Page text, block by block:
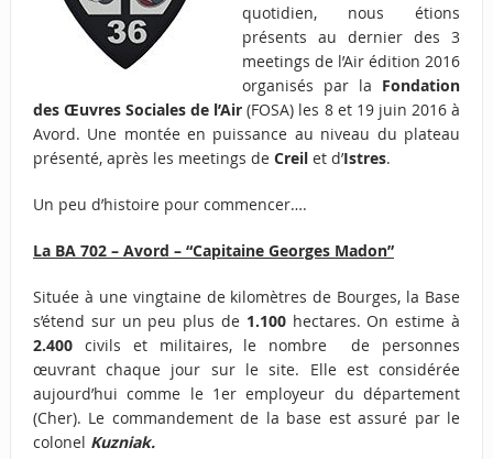
quotidien, nous étions
présents au dernier des 3
meetings de l’Air édition 2016
organisés par la Fondation
des Œuvres Sociales de l’Air (FOSA) les 8 et 19 juin 2016 à
Avord. Une montée en puissance au niveau du plateau
présenté, après les meetings de Creilet d’Istres.
Un peu d’histoire pour commencer….
La BA 702 – Avord – “Capitaine Georges Madon”
Située à une vingtaine de kilomètres de Bourges, la Base
s’étend sur un peu plus de 1.100hectares. On estime à
2.400civils et militaires, le nombre de personnes
œuvrant chaque jour sur le site. Elle est considérée
aujourd’hui comme le 1er employeur du département
(Cher). Le commandement de la base est assuré par le
colonel Kuzniak.